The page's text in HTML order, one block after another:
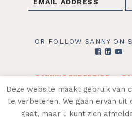
OR FOLLOW SANNY ON
SANNY’S EXPERTISE
CONTACT
© 2026 SANNY DE
Deze website maakt gebruik van
te verbeteren. We gaan ervan uit
gaat, maar u kunt zich